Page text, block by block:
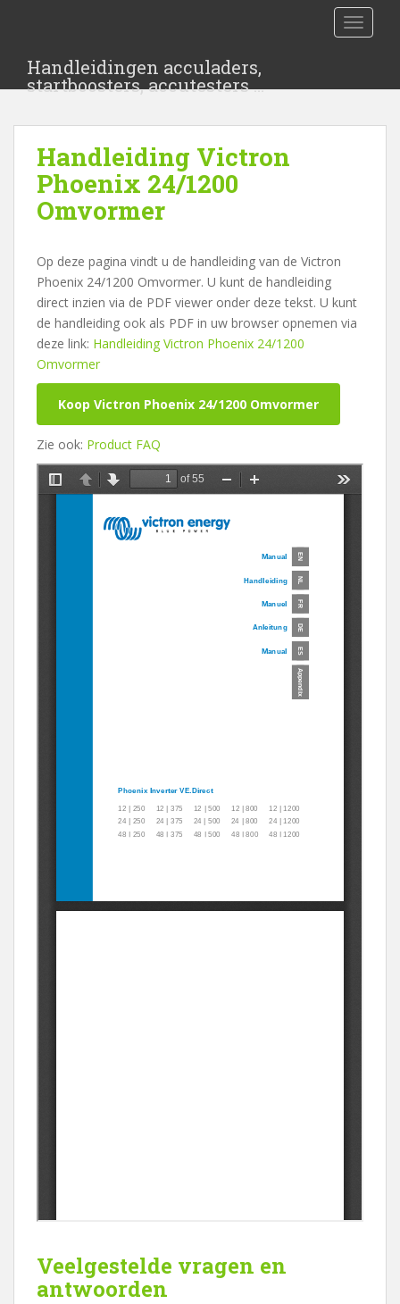
t
Handleidingen acculaders,
startboosters, accutesters …
Handleiding Victron
Phoenix 24/1200
Omvormer
Op deze pagina vindt u de handleiding van de Victron
Phoenix 24/1200 Omvormer. U kunt de handleiding
direct inzien via de PDF viewer onder deze tekst. U kunt
de handleiding ook als PDF in uw browser opnemen via
deze link: Handleiding Victron Phoenix 24/1200
Omvormer
Koop Victron Phoenix 24/1200 Omvormer
Zie ook: Product FAQ
Veelgestelde vragen en
antwoorden